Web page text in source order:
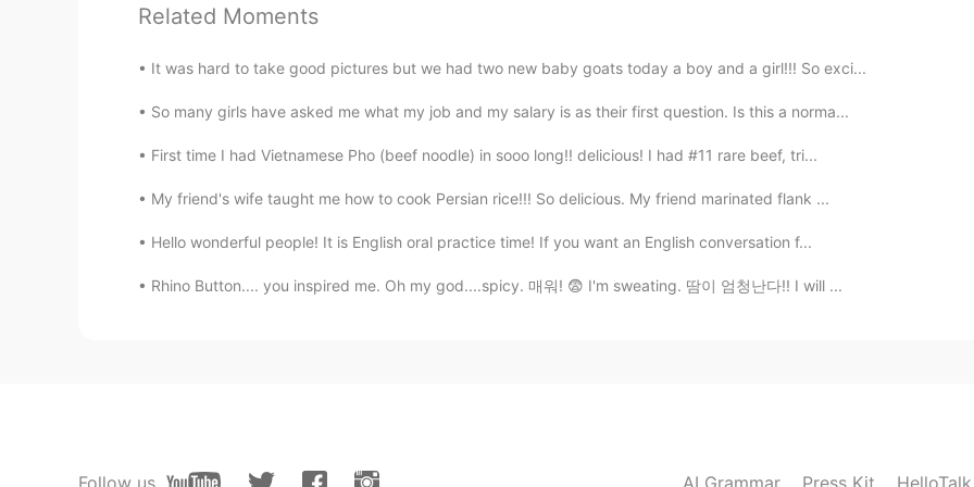
ES EN
Por supuestola vista de sobr e la piedra essúper.
la vista des
h
Related Moments
It was hard to take good pictures but we had two new baby goats today a boy and a girl!!! So exci...
So many girls have asked me what my job and my salary is as their first question. Is this a norma...
First time I had Vietnamese Pho (beef noodle) in sooo long!! delicious! I had #11 rare beef, tri...
My friend's wife taught me how to cook Persian rice!!! So delicious. My friend marinated flank ...
Hello wonderful people! It is English oral practice time! If you want an English conversation f...
Rhino Button.... you inspired me. Oh my god....spicy. 매워! 😨 I'm sweating. 땀이 엄청난다!! I will ...
Follow us AI Grammar Press Kit